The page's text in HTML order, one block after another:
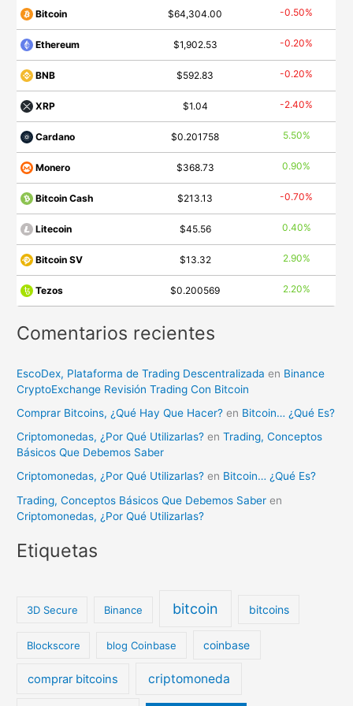
Bitcoin $64,304.00 -0.50%
Ethereum $1,902.53 -0.20%
BNB $592.83 -0.20%
XRP $1.04 -2.40%
Cardano $0.201758 5.50%
Monero $368.73 0.90%
Bitcoin Cash $213.13 -0.70%
Litecoin $45.56 0.40%
Bitcoin SV $13.32 2.90%
Tezos $0.200569 2.20%
Comentarios recientes
EscoDex, Plataforma de Trading Descentralizada en Binance
CryptoExchange Revisión Trading Con Bitcoin
Comprar Bitcoins, ¿Qué Hay Que Hacer? en Bitcoin… ¿Qué Es?
Criptomonedas, ¿Por Qué Utilizarlas? enTrading, Conceptos
Básicos Que Debemos Saber
Criptomonedas, ¿Por Qué Utilizarlas? en Bitcoin… ¿Qué Es?
Trading, Conceptos Básicos Que Debemos Saber en
Criptomonedas, ¿Por Qué Utilizarlas?
Etiquetas
3D Secure Binance bitcoin bitcoins
Blockscore blog Coinbase coinbase
comprar bitcoins criptomoneda